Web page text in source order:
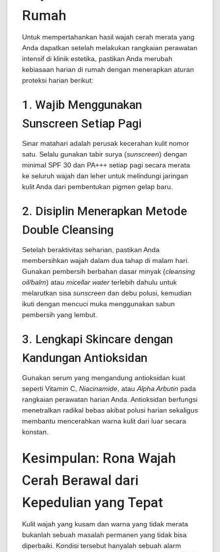
Rumah
Untuk mempertahankan hasil wajah cerah merata yang
Anda dapatkan setelah melakukan rangkaian perawatan
intensif di klinik estetika, pastikan Anda merubah
kebiasaan harian di rumah dengan menerapkan aturan
proteksi harian berikut:
1. Wajib Menggunakan
Sunscreen Setiap Pagi
Sinar matahari adalah perusak kecerahan kulit nomor
satu. Selalu gunakan tabir surya (sunscreen) dengan
minimal SPF 30 dan PA+++ setiap pagi secara merata
ke seluruh wajah dan leher untuk melindungi jaringan
kulit Anda dari pembentukan pigmen gelap baru.
2. Disiplin Menerapkan Metode
Double Cleansing
Setelah beraktivitas seharian, pastikan Anda
membersihkan wajah dalam dua tahap di malam hari.
Gunakan pembersih berbahan dasar minyak (cleansing
oil/balm) atau micellar water terlebih dahulu untuk
melarutkan sisa sunscreen dan debu polusi, kemudian
ikuti dengan mencuci muka menggunakan sabun
pembersih yang lembut.
3. Lengkapi Skincare dengan
Kandungan Antioksidan
Gunakan serum yang mengandung antioksidan kuat
seperti Vitamin C, Niacinamide , atau Alpha Arbutin pada
rangkaian perawatan harian Anda. Antioksidan berfungsi
menetralkan radikal bebas akibat polusi harian sekaligus
membantu mencerahkan warna kulit dari luar secara
konstan.
Kesimpulan: Rona Wajah
Cerah Berawal dari
Kepedulian yang Tepat
Kulit wajah yang kusam dan warna yang tidak merata
bukanlah sebuah masalah permanen yang tidak bisa
diperbaiki. Kondisi tersebut hanyalah sebuah alarm